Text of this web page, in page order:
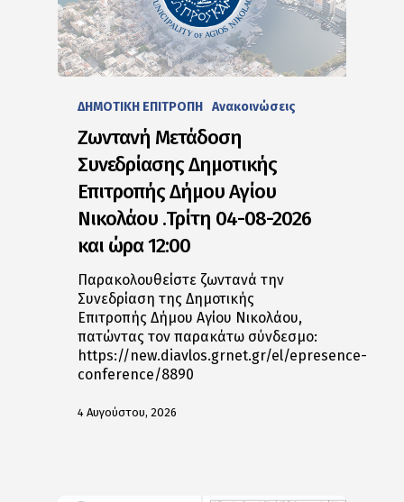
ΔΗΜΟΤΙΚΗ ΕΠΙΤΡΟΠΗ Ανακοινώσεις
Ζωντανή Μετάδοση
Συνεδρίασης Δημοτικής
Επιτροπής Δήμου Αγίου
Νικολάου .Τρίτη 04-08-2026
και ώρα 12:00
Παρακολουθείστε ζωντανά την
Συνεδρίαση της Δημοτικής
Επιτροπής Δήμου Αγίου Νικολάου,
πατώντας τον παρακάτω σύνδεσμο:
https://new.diavlos.grnet.gr/el/epresence-
conference/8890
4 Αυγούστου, 2026